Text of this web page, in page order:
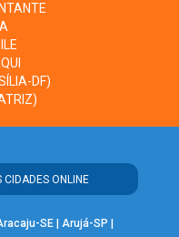
DF)
CIDADES ONLINE
SE| Arujá-SP